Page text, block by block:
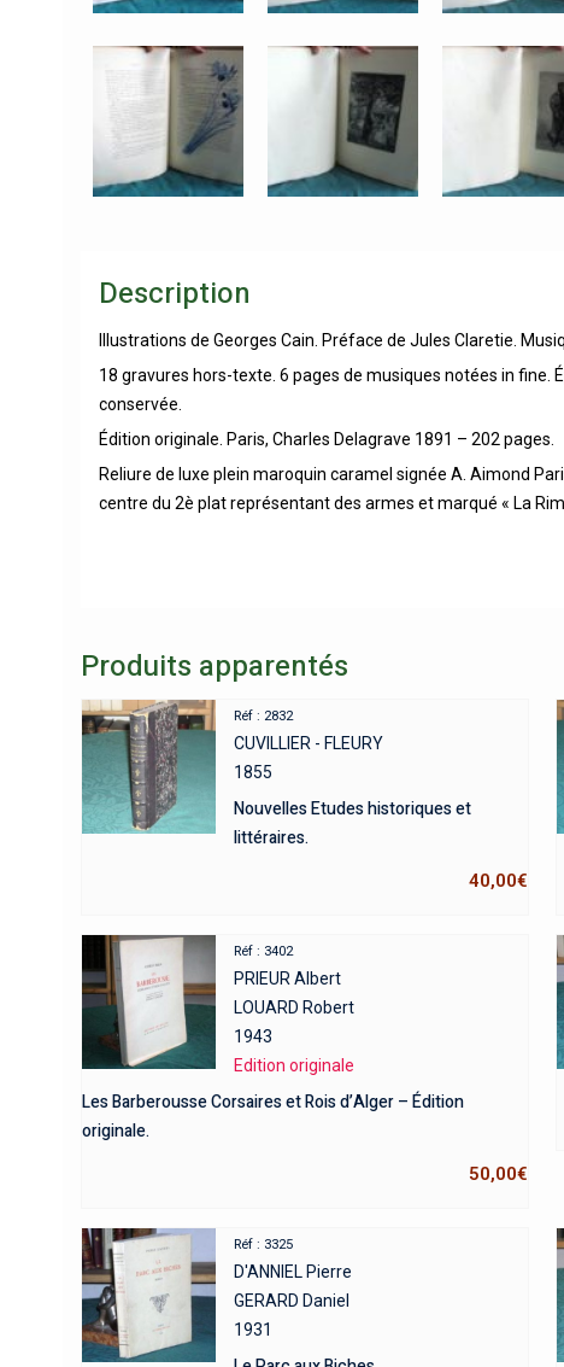
Description
Illustrations de Georges Cain. Préface de Jules Claretie.
18 gravures hors-texte. 6 pages de musiques notées in fine.
conservée.
Édition originale. Paris, Charles Delagrave 1891 – 202 pages.
Reliure de luxe plein maroquin caramel signée A. Aimond
centre du 2è plat représentant des armes et marqué « La
Produits apparentés
Réf : 2832
CUVILLIER - FLEURY
1855
Nouvelles Etudes historiques et
littéraires.
40,00€
Réf : 3402
PRIEUR Albert
LOUARD Robert
1943
Edition originale
Les Barberousse Corsaires et Rois d’Alger – Édition
originale.
50,00€
Réf : 3325
D'ANNIEL Pierre
GERARD Daniel
1931